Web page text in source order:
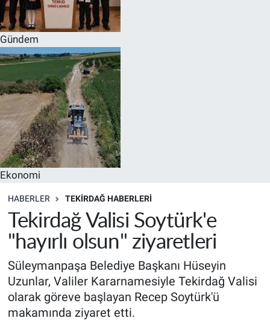
Gündem
Ekonomi
HABERLER TEKIRDAĞ HABERLERI
Tekirdağ Valisi Soytürk'e
"hayırlı olsun" ziyaretleri
Süleymanpaşa Belediye Başkanı Hüseyin
Uzunlar, Valiler Kararnamesiyle Tekirdağ Valisi
olarak göreve başlayan Recep Soytürk'ü
makamında ziyaret etti.